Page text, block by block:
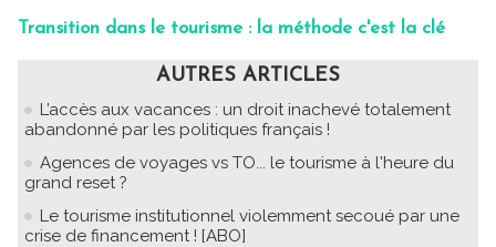
Transition dans le tourisme : la méthode c'est la clé
AUTRES ARTICLES
L’accès aux vacances : un droit inachevé totalement
abandonné par les politiques français !
Agences de voyages vs TO... le tourisme à l'heure du
grand reset ?
Le tourisme institutionnel violemment secoué par une
crise de financement ! [ABO]